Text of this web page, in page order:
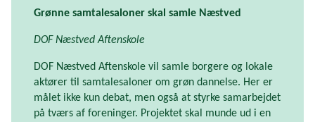
Grønne samtalesaloner skal samle Næstved
DOF Næstved Aftenskole
DOF Næstved Aftenskole vil samle borgere og lokale
aktører til samtalesaloner om grøn dannelse. Her er
målet ikke kun debat, men også at styrke samarbejdet
på tværs af foreninger. Projektet skal munde ud i en